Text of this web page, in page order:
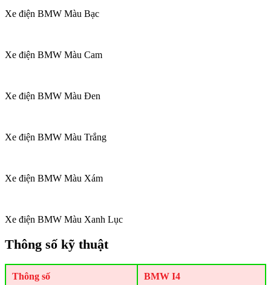
Xe điện BMW Màu Bạc
Xe điện BMW Màu Cam
Xe điện BMW Màu Đen
Xe điện BMW Màu Trắng
Xe điện BMW Màu Xám
Xe điện BMW Màu Xanh Lục
Thông số kỹ thuật
Thông số BMW I4